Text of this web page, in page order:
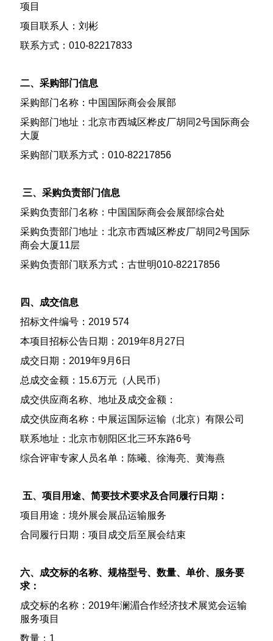
项目
项目联系人：刘彬
联系方式：010-82217833
二、采购部门信息
采购部门名称：中国国际商会会展部
采购部门地址：北京市西城区桦皮厂胡同2号国际商会
大厦
采购部门联系方式：010-82217856
三、采购负责部门信息
采购负责部门名称：中国国际商会会展部综合处
采购负责部门地址：北京市西城区桦皮厂胡同2号国际
商会大厦11层
采购负责部门联系方式：古世明010-82217856
四、成交信息
招标文件编号：2019 574
本项目招标公告日期：2019年8月27日
成交日期：2019年9月6日
总成交金额：15.6万元（人民币）
成交供应商名称、地址及成交金额：
成交供应商名称：中展运国际运输（北京）有限公司
联系地址：北京市朝阳区北三环东路6号
综合评审专家人员名单：陈曦、徐海亮、黄海燕
五、项目用途、简要技术要求及合同履行日期：
项目用途：境外展会展品运输服务
合同履行日期：项目成交后至展会结束
六、成交标的名称、规格型号、数量、单价、服务要
求：
成交标的名称：2019年澜湄合作经济技术展览会运输
服务项目
数量：1